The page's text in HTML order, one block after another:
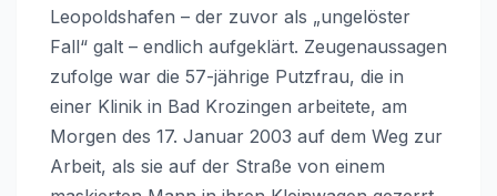
Leopoldshafen – der zuvor als „ungelöster
Fall“ galt – endlich aufgeklärt. Zeugenaussagen
zufolge war die 57-jährige Putzfrau, die in
einer Klinik in Bad Krozingen arbeitete, am
Morgen des 17. Januar 2003 auf dem Weg zur
Arbeit, als sie auf der Straße von einem